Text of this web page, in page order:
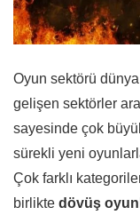
Oyun sektörü
gelişen sektörler
sayesinde çok
sürekli yeni
Çok farklı
birlikte dövüş